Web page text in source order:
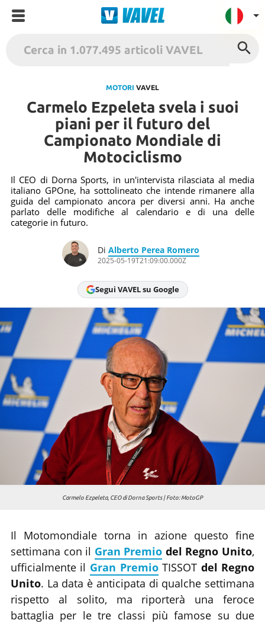
UK
Spagna
México
Colombia
Brasile
Francia
MOTORI VAVEL
Carmelo Ezpeleta svela i suoi
piani per il futuro del
Campionato Mondiale di
Motociclismo
Il CEO di Dorna Sports, in un'intervista rilasciata al media
italiano GPOne, ha sottolineato che intende rimanere alla
guida del campionato ancora per diversi anni. Ha anche
parlato delle modifiche al calendario e di una delle
categorie in futuro.
Di Alberto Perea Romero
2025-05-19T21:09:00.000Z
Segui VAVEL su Google
Carmelo Ezpeleta, CEO di Dorna Sports | Foto: MotoGP
Il Motomondiale torna in azione questo fine
settimana con il Gran Premio del Regno Unito,
ufficialmente il Gran PremioTISSOT del Regno
Unito. La data è anticipata di qualche settimana
rispetto al solito, ma riporterà una feroce
battaglia per le tre classi più famose su due